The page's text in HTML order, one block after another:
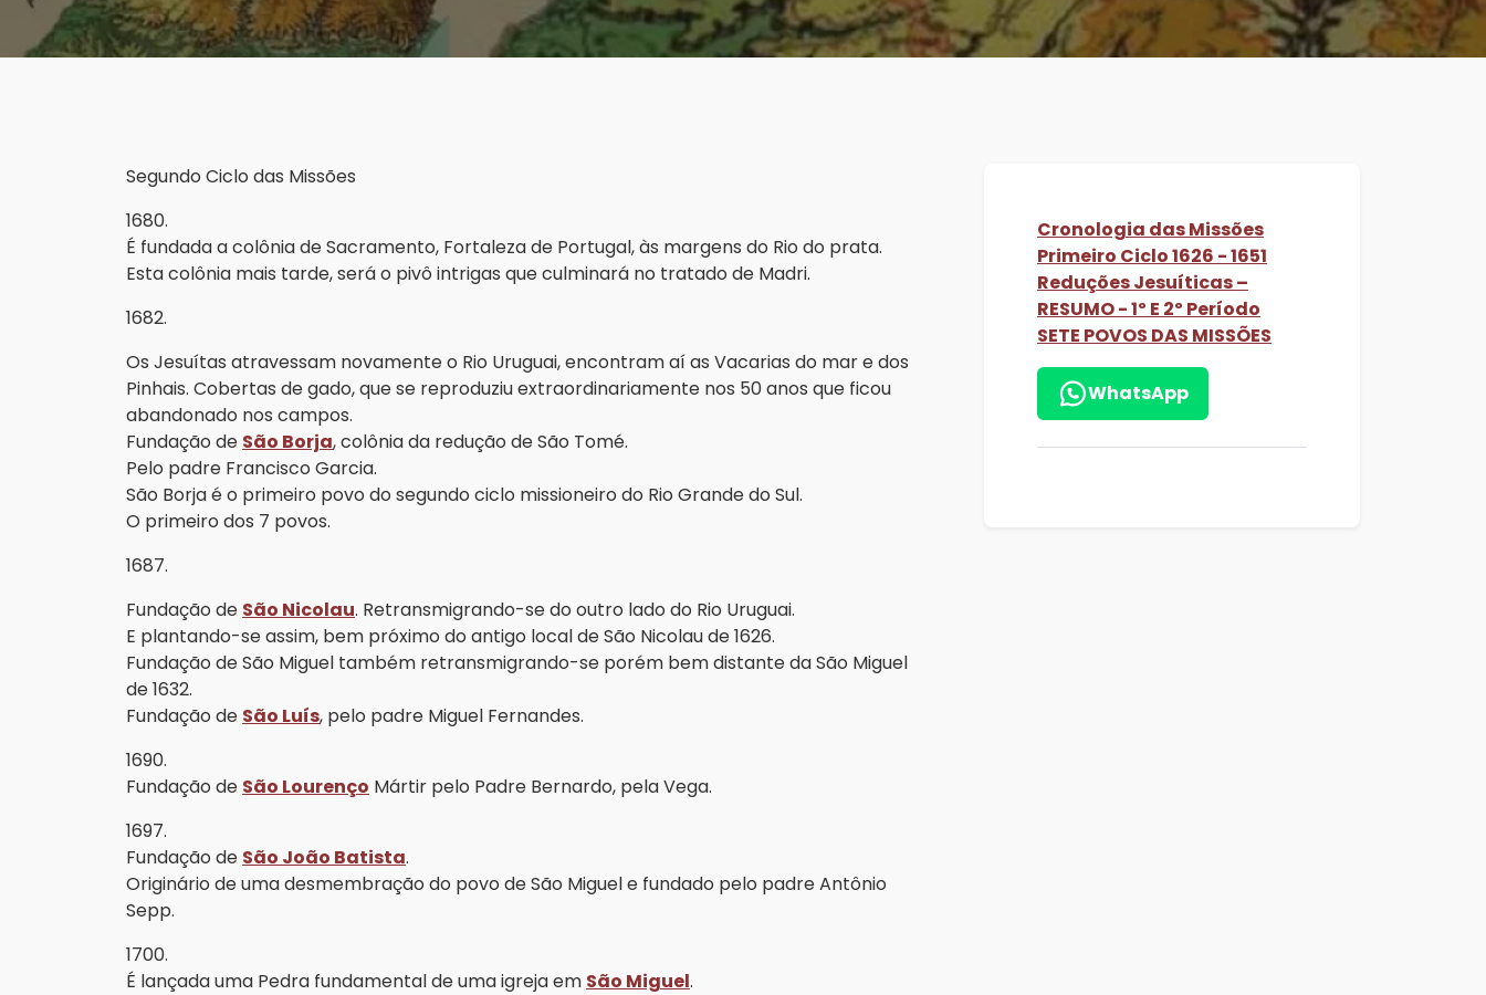
Segundo Ciclo das Missões
1680.
É fundada a colônia de Sacramento, Fortaleza de Portugal, às margens do Rio do prata.
Esta colônia mais tarde, será o pivô intrigas que culminará no tratado de Madri.
1682.
Os Jesuítas atravessam novamente o Rio Uruguai, encontram aí as Vacarias do mar e dos
Pinhais. Cobertas de gado, que se reproduziu extraordinariamente nos 50 anos que ficou
abandonado nos campos.
Fundação de São Borja, colônia da redução de São Tomé.
Pelo padre Francisco Garcia.
São Borja é o primeiro povo do segundo ciclo missioneiro do Rio Grande do Sul.
O primeiro dos 7 povos.
1687.
Fundação de São Nicolau. Retransmigrando-se do outro lado do Rio Uruguai.
E plantando-se assim, bem próximo do antigo local de São Nicolau de 1626.
Fundação de São Miguel também retransmigrando-se porém bem distante da São Miguel
de 1632.
Fundação de São Luís, pelo padre Miguel Fernandes.
1690.
Fundação de São Lourenço Mártir pelo Padre Bernardo, pela Vega.
1697.
Fundação de São João Batista.
Originário de uma desmembração do povo de São Miguel e fundado pelo padre Antônio
Sepp.
1700.
É lançada uma Pedra fundamental de uma igreja em São Miguel.
Cronologia das Missões
Primeiro Ciclo 1626 - 1651
Reduções Jesuíticas –
RESUMO - 1º E 2º Período
SETE POVOS DAS MISSÕES
WhatsApp